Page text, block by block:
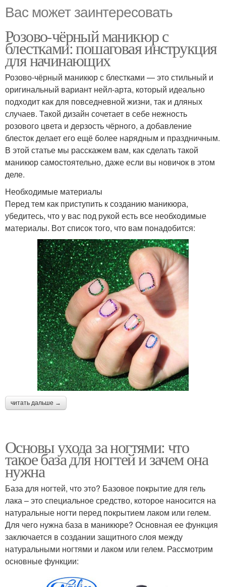
Вас может заинтересовать
Розово-чёрный маникюр с
блестками: пошаговая инструкция
для начинающих
Розово-чёрный маникюр с блестками — это стильный и
оригинальный вариант нейл-арта, который идеально
подходит как для повседневной жизни, так и дляных
случаев. Такой дизайн сочетает в себе нежность
розового цвета и дерзость чёрного, а добавление
блесток делает его ещё более нарядным и праздничным.
В этой статье мы расскажем вам, как сделать такой
маникюр самостоятельно, даже если вы новичок в этом
деле.
Необходимые материалы
Перед тем как приступить к созданию маникюра,
убедитесь, что у вас под рукой есть все необходимые
материалы. Вот список того, что вам понадобится:
читать дальше →
Основы ухода за ногтями: что
такое база для ногтей и зачем она
нужна
База для ногтей, что это? Базовое покрытие для гель
лака – это специальное средство, которое наносится на
натуральные ногти перед покрытием лаком или гелем.
Для чего нужна база в маникюре? Основная ее функция
заключается в создании защитного слоя между
натуральными ногтями и лаком или гелем. Рассмотрим
основные функции: